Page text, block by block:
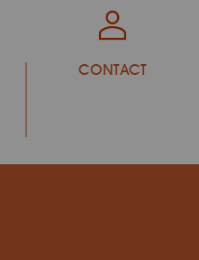
CONTACT